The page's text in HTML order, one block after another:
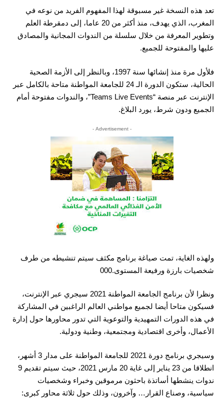
تعد هذه النسخة غير مسبوقة لهذا المفهوم الفريد من نوعه في
المغرب، الذي يهدف، منذ أكثر من 20 عاما، إلى دمقرطة العلم
وتطوير المعرفة من خلال سلسلة من الندوات المجانية والمصادق
عليها والمفتوحة للجميع.
فلأول مرة منذ إنشائها سنة 1997، وبالنظر إلى الأزمة الصحية
الحالية، ستكون الدورة الـ 24 للجامعة المواطنة متاحة بالكامل عبر
الإنترنت عبر منصة “Teams Live Events”، والندوات مفتوحة أمام
الجميع ودون شرط، يورد البلاغ.
- Advertisement -
ولهذه الغاية، تمت صياغة برنامج مكثف سيتم تنشيطه من طرف
شخصيات بارزة ورفيعة المستوى.000
ونظرا لأن برنامج الجامعة المواطنة 2021 سيجري عبر الإنترنت،
فسيكون متاحا أيضا لجميع مواطني العالم الراغبين في المشاركة
في هذه الدورات التمهيدية والتوعوية التي تدور محاورها حول إدارة
الأعمال، وأخرى اقتصادية ومجتمعية، وطنية ودولية.
وسيجري برنامج دورة 2021 للجامعة المواطنة على مدار 3 أشهر،
انطلاقا من 23 يناير إلى غاية 20 مارس 2021، حيث سيتم تقديم 9
ندوات ينشطها أساتذة باحثون مرموقين وخبراء وشخصيات
سياسية، وصناع القرار… وآخرون، وذلك حول ثلاثة محاور كبرى: